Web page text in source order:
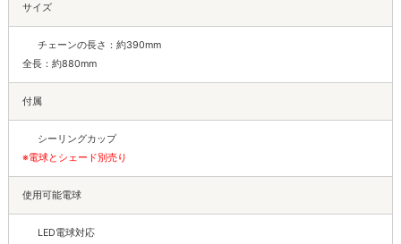
サイズ
チェーンの長さ：約390mm
全長：約880mm
付属
シーリングカップ
※電球とシェード別売り
使用可能電球
LED電球対応